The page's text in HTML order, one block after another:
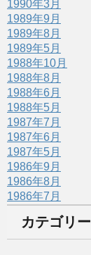
1990年3月
1989年9月
1989年8月
1989年5月
1988年10月
1988年8月
1988年6月
1988年5月
1987年7月
1987年6月
1987年5月
1986年9月
1986年8月
1986年7月
カテゴリー